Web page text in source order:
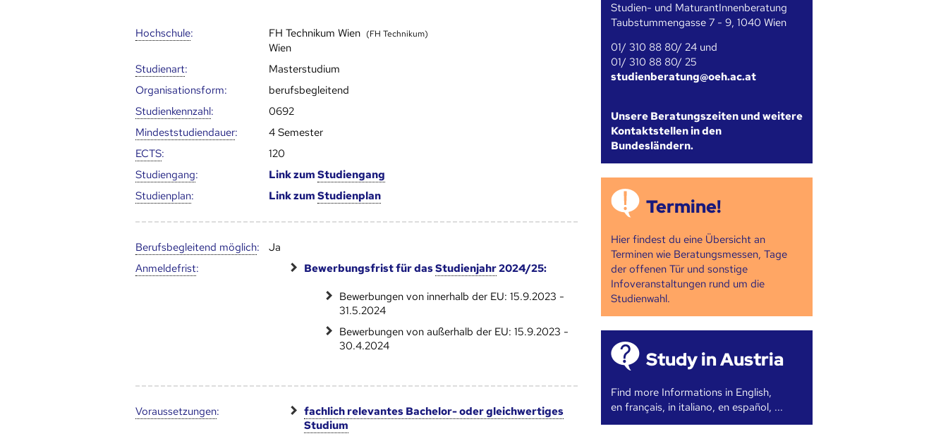
Hoch­schule: FH Technikum Wien (FH Technikum)
Wien
Studienart:
Masterstudium
Organisationsform:
berufsbegleitend
Studien­kenn­zahl:
0692
Mindest­studien­dauer:
4 Semester
ECTS:
120
Studien­gang: Link zum Studien­gang
Studien­plan: Link zum Studien­plan
Berufs­begleitend möglich:
Ja
Anmelde­frist: Bewerbungsfrist für dasStudienjahr2024/25:
Bewerbungen von innerhalb der EU: 15.9.2023 -
31.5.2024
Bewerbungen von außerhalb der EU: 15.9.2023 -
30.4.2024
Voraus­setzungen:
fachlich relevantes Bachelor- oder gleichwertiges
Studium
Studien- und MaturantInnenberatung
Taubstummengasse 7 - 9, 1040 Wien
01/ 310 88 80/ 24 und
01/ 310 88 80/ 25
studienberatung@oeh.ac.at
Unsere Beratungszeiten und weitere
Kontaktstellen in den
Bundesländern.
Termine!
Hier findest du eine Übersicht an
Terminen wie Beratungsmessen, Tage
der offenen Tür und sonstige
Infoveranstaltungen rund um die
Studienwahl.
Study in Austria
Find more Informations in English,
en français, in italiano, en español, ...